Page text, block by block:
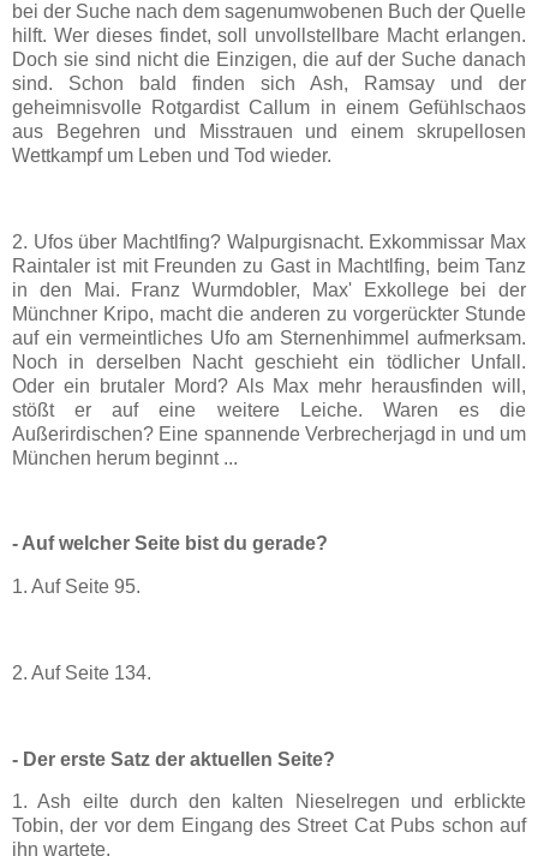
bei der Suche nach dem sagenumwobenen Buch der Quelle
hilft. Wer dieses findet, soll unvollstellbare Macht erlangen.
Doch sie sind nicht die Einzigen, die auf der Suche danach
sind. Schon bald finden sich Ash, Ramsay und der
geheimnisvolle Rotgardist Callum in einem Gefühlschaos
aus Begehren und Misstrauen und einem skrupellosen
Wettkampf um Leben und Tod wieder.
2. Ufos über Machtlfing? Walpurgisnacht. Exkommissar Max
Raintaler ist mit Freunden zu Gast in Machtlfing, beim Tanz
in den Mai. Franz Wurmdobler, Max' Exkollege bei der
Münchner Kripo, macht die anderen zu vorgerückter Stunde
auf ein vermeintliches Ufo am Sternenhimmel aufmerksam.
Noch in derselben Nacht geschieht ein tödlicher Unfall.
Oder ein brutaler Mord? Als Max mehr herausfinden will,
stößt er auf eine weitere Leiche. Waren es die
Außerirdischen? Eine spannende Verbrecherjagd in und um
München herum beginnt ...
- Auf welcher Seite bist du gerade?
1. Auf Seite 95.
2. Auf Seite 134.
- Der erste Satz der aktuellen Seite?
1. Ash eilte durch den kalten Nieselregen und erblickte
Tobin, der vor dem Eingang des Street Cat Pubs schon auf
ihn wartete.